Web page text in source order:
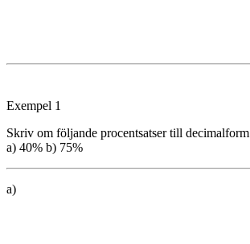
Exempel 1
Skriv om följande procentsatser till decimalform
a) 40% b) 75%
a)